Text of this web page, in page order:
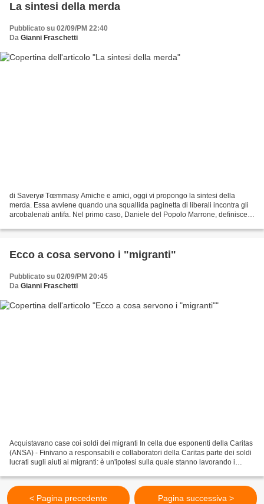
La sintesi della merda
Pubblicato su 02/09/PM 22:40
Da Gianni Fraschetti
di Saveryø Tœmmasy Amiche e amici, oggi vi propongo la sintesi della
merda. Essa avviene quando una squallida paginetta di liberali incontra gli
arcobalenati antifa. Nel primo caso, Daniele del Popolo Marrone, definisce
Ecco a cosa servono i "migranti"
Pubblicato su 02/09/PM 20:45
Da Gianni Fraschetti
Acquistavano case coi soldi dei migranti In cella due esponenti della Caritas
(ANSA) - Finivano a responsabili e collaboratori della Caritas parte dei soldi
lucrati sugli aiuti ai migranti: è un'ipotesi sulla quale stanno lavorando i
< Pagina precedente Pagina successiva >